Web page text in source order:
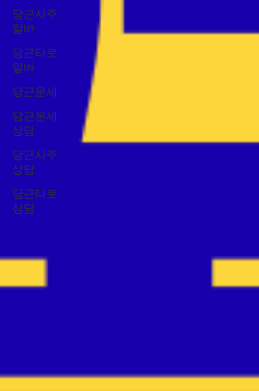
당근사주
알바
당근타로
알바
당근운세
당근운세
상담
당근사주
상담
당근타로
상담
오케 도우미 손님과 함께 노래를 부르거